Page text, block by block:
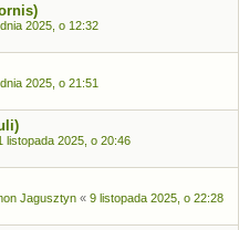
2025, o 12:32
2025, o 21:51
listopada 2025, o 20:46
Jagusztyn « 9 listopada 2025, o 22:28